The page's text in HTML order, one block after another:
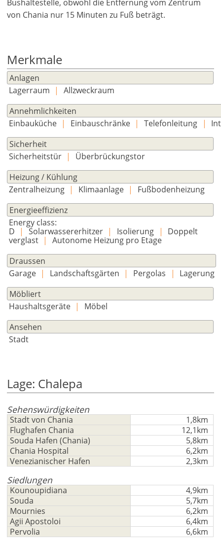
Bushaltestelle, obwohl die Entfernung vom Zentrum
von Chania nur 15 Minuten zu Fuß beträgt.
Merkmale
Anlagen
Lagerraum |
Allzweckraum
Annehmlichkeiten
Einbauküche | Einbauschränke | Telefonleitung |
Sicherheit
Sicherheitstür |
Überbrückungstor
Heizung / Kühlung
Zentralheizung | Klimaanlage |
Fußbodenheizung
Energieeffizienz
Energy class:
D | Solarwassererhitzer | Isolierung |
Doppelt
verglast |
Autonome Heizung pro Etage
Draussen
Garage | Landschaftsgärten | Pergolas |
Lagerung
Möbliert
Haushaltsgeräte |
Möbel
Ansehen
Stadt
Lage: Chalepa
Sehenswürdigkeiten
Stadt von Chania
1,8km
Flughafen Chania
12,1km
Souda Hafen (Chania)
5,8km
Chania Hospital
6,2km
Venezianischer Hafen
2,3km
Siedlungen
Kounoupidiana
4,9km
Souda
5,7km
Mournies
6,2km
Agii Apostoloi
6,4km
Pervolia
6,6km